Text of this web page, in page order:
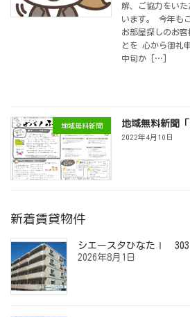
解、ご協力をい
います。 今年も
お部屋探しのお
とを 心から御礼
中旬か […]
地域無料新聞 地域無料新聞
2022年4月10日
新着賃貸物件
シエースタひなたⅠ
2026年8月1日